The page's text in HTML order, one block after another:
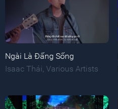
Ngài Là Đấng Sống
Isaac Thái, Various Artists